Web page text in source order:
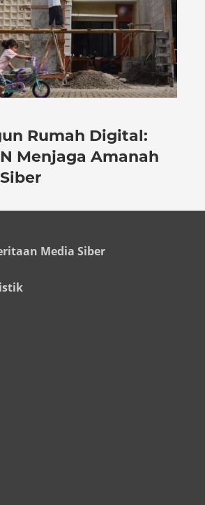
Rumah Digital:
Menjaga Amanah
Media Siber